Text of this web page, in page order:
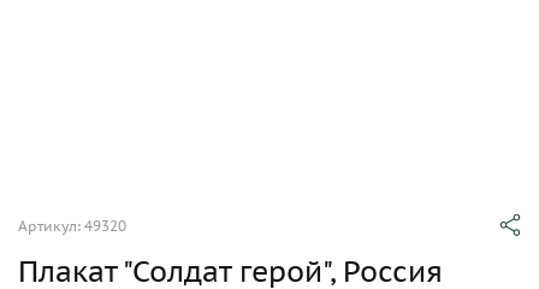
Артикул: 49320
Плакат "Солдат герой", Россия